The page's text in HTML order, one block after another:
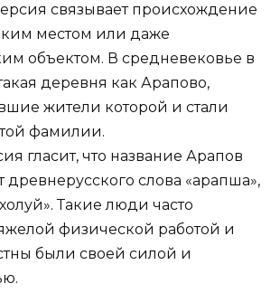
связывает происхождение
местом или даже
объектом. В средневековье в
деревня как Арапово,
жители которой и стали
фамилии.
гласит, что название Арапов
древнерусского слова «арапша»,
Такие люди часто
физической работой и
были своей силой и